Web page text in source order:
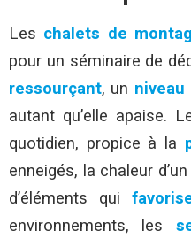
Les chalets de
pour un séminaire de
ressourçant, un
autant qu’elle apaise.
quotidien, propice à la
enneigés, la chaleur
d’éléments qui
environnements, les